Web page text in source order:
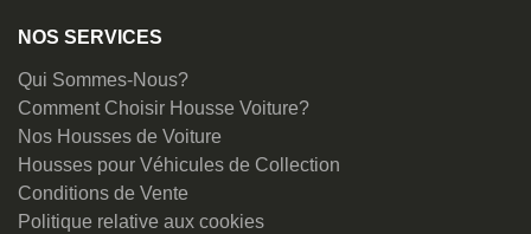
NOS SERVICES
Qui Sommes-Nous?
Comment Choisir Housse Voiture?
Nos Housses de Voiture
Housses pour Véhicules de Collection
Conditions de Vente
Politique relative aux cookies